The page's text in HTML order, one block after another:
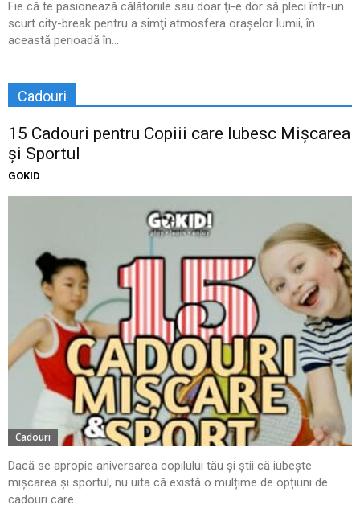
Fie că te pasionează călătoriile sau doar ţi-e dor să pleci într-un
scurt city-break pentru a simţi atmosfera oraşelor lumii, în
această perioadă în...
Cadouri
15 Cadouri pentru Copiii care Iubesc Mișcarea
și Sportul
GOKID
Cadouri
Dacă se apropie aniversarea copilului tău și știi că iubește
mișcarea și sportul, nu uita că există o mulțime de opțiuni de
cadouri care...